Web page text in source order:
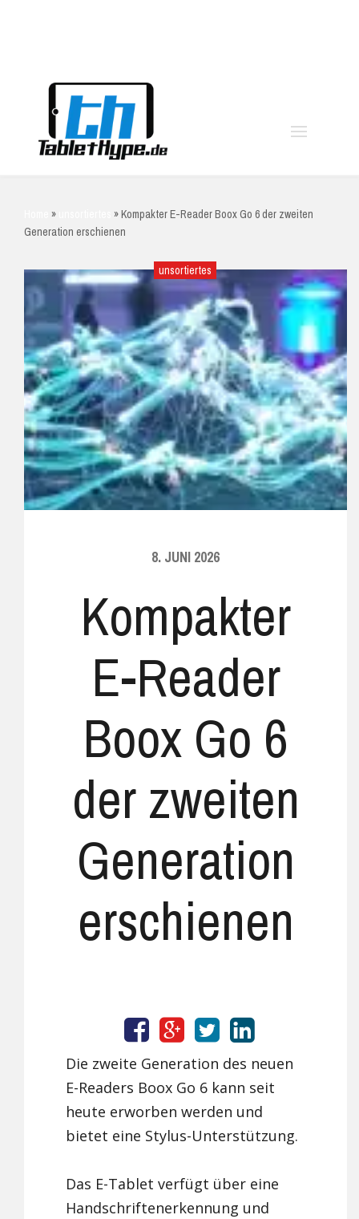
» »Kompakter E-Reader Boox Go 6 der zweiten
Generation erschienen
unsortiertes
8. JUNI 2026
Kompakter
E-Reader
Boox Go 6
der zweiten
Generation
erschienen
Die zweite Generation des neuen
E-Readers Boox Go 6 kann seit
heute erworben werden und
bietet eine Stylus-Unterstützung.
Das E-Tablet verfügt über eine
Handschriftenerkennung und